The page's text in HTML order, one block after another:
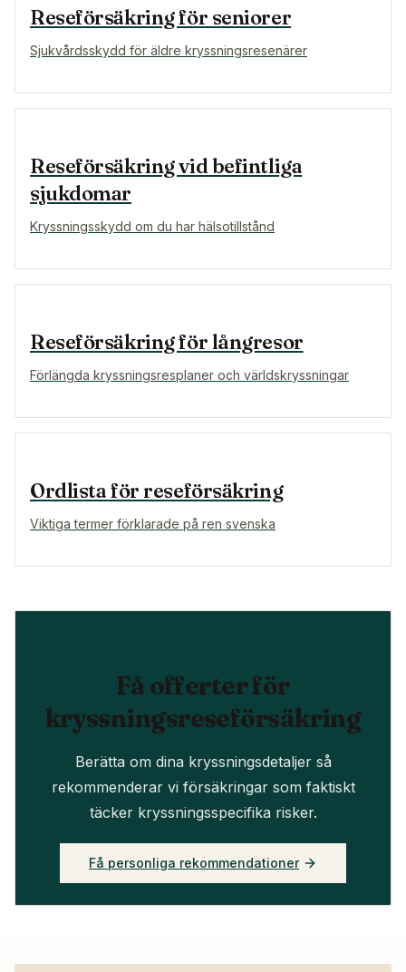
Reseförsäkring för seniorer
Sjukvårdsskydd för äldre kryssningsresenärer
Reseförsäkring vid befintliga
sjukdomar
Kryssningsskydd om du har hälsotillstånd
Reseförsäkring för långresor
Förlängda kryssningsresplaner och världskryssningar
Ordlista för reseförsäkring
Viktiga termer förklarade på ren svenska
Få offerter för
kryssningsreseförsäkring
Berätta om dina kryssningsdetaljer så
rekommenderar vi försäkringar som faktiskt
täcker kryssningsspecifika risker.
Få personliga rekommendationer